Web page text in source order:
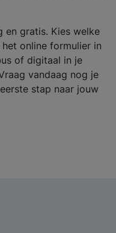
en gratis. Kies welke
online formulier in
of digitaal in je
vandaag nog je
stap naar jouw